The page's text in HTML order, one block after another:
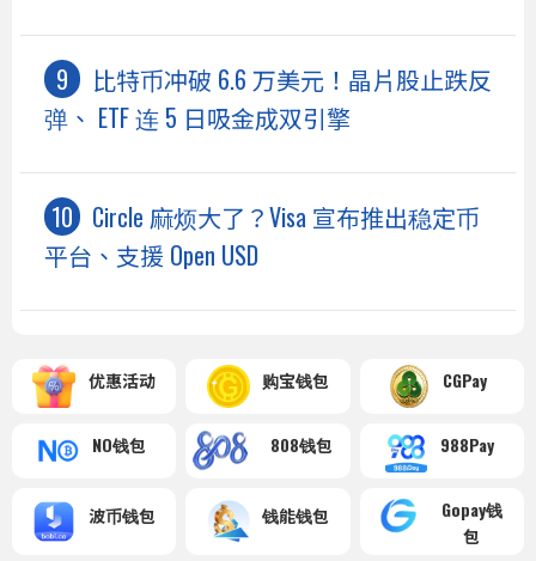
比特币冲破 6.6 万美元！晶片股止跌反
弹、 ETF 连 5 日吸金成双引擎
Circle 麻烦大了？Visa 宣布推出稳定币
平台、支援 Open USD
优惠活动 购宝钱包 CGPay
NO钱包 808钱包 988Pay
波币钱包 钱能钱包
Gopay钱
包